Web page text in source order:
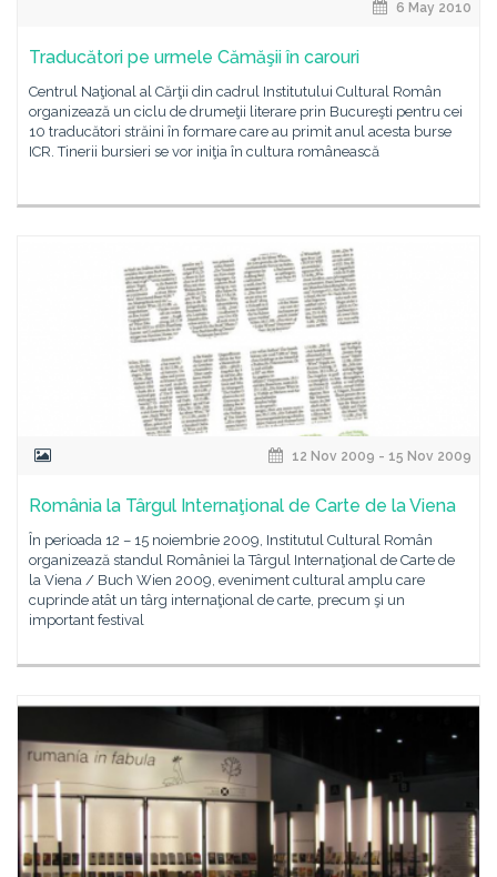
6 May 2010
Traducători pe urmele Cămăşii în carouri
Centrul Naţional al Cărţii din cadrul Institutului Cultural Român
organizează un ciclu de drumeţii literare prin Bucureşti pentru cei
10 traducători străini în formare care au primit anul acesta burse
ICR. Tinerii bursieri se vor iniţia în cultura românească
12 Nov 2009 - 15 Nov 2009
România la Târgul Internaţional de Carte de la Viena
În perioada 12 – 15 noiembrie 2009, Institutul Cultural Român
organizează standul României la Târgul Internaţional de Carte de
la Viena / Buch Wien 2009, eveniment cultural amplu care
cuprinde atât un târg internaţional de carte, precum şi un
important festival